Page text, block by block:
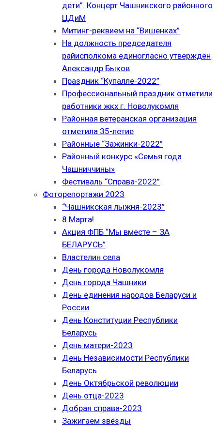
дети”. Концерт Чашникского районного
ЦДиМ
Митинг-реквием на “Вишенках”
На должность председателя
райисполкома единогласно утверждён
Александр Быков
Праздник “Купалле-2022”
Профессиональный праздник отметили
работники жкх г. Новолукомля
Районная ветеранская организация
отметила 35-летие
Районные “Зажинки-2022”
Районный конкурс «Семья года
Чашниччины»
Фестиваль “Справа-2022”
Фоторепортажи 2023
“Чашникская лыжня-2023”
8 Марта!
Акция ФПБ “Мы вместе – ЗА
БЕЛАРУСЬ”
Властелин села
День города Новолукомля
День города Чашники
День единения народов Беларуси и
России
День Конституции Республики
Беларусь
День матери-2023
День Независимости Республики
Беларусь
День Октябрьской революции
День отца-2023
Добрая справа-2023
Зажигаем звёзды